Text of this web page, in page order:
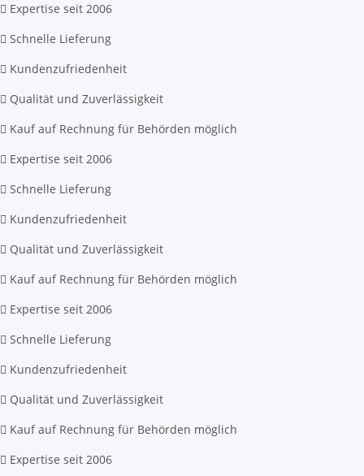
Expertise seit 2006
Schnelle Lieferung
Kundenzufriedenheit
Qualität und Zuverlässigkeit
Kauf auf Rechnung für Behörden möglich
Expertise seit 2006
Schnelle Lieferung
Kundenzufriedenheit
Qualität und Zuverlässigkeit
Kauf auf Rechnung für Behörden möglich
Expertise seit 2006
Schnelle Lieferung
Kundenzufriedenheit
Qualität und Zuverlässigkeit
Kauf auf Rechnung für Behörden möglich
Expertise seit 2006